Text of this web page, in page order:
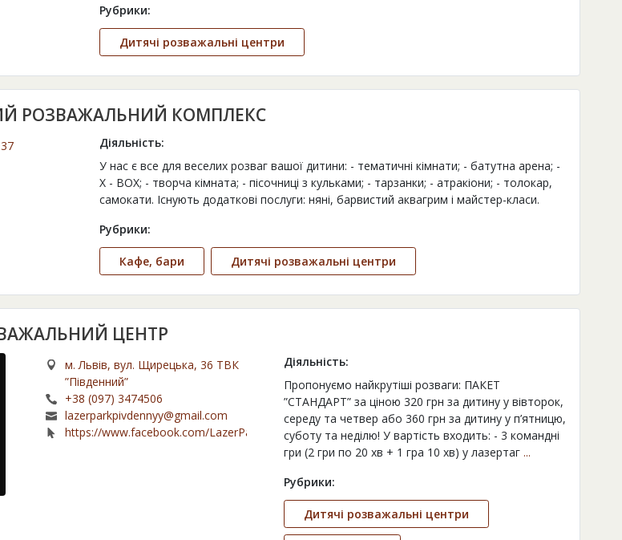
Рубрики:
Дитячі розважальні центри
РОЗВАЖАЛЬНИЙ КОМПЛЕКС
Діяльність:
У нас є все для веселих розваг вашої дитини: - тематичні кімнати; - батутна арена; -
X - BOХ; - творча кімната; - пісочниці з кульками; - тарзанки; - атракіони; - толокар,
самокати. Існують додаткові послуги: няні, барвистий аквагрим і майстер-класи.
Рубрики:
Кафе, бари Дитячі розважальні центри
ЦЕНТР
м. Львів, вул. Щирецька, 36 ТВК
”Південний”
+38 (097) 3474506
lazerparkpivdennyy@gmail.com
https://www.facebook.com/LazerParkPivdenniy/
Діяльність:
Пропонуємо найкрутіші розваги: ПАКЕТ
”СТАНДАРТ” за ціною 320 грн за дитину у вівторок,
середу та четвер або 360 грн за дитину у п’ятницю,
суботу та неділю! У вартість входить: - 3 командні
гри (2 гри по 20 хв + 1 гра 10 хв) у лазертаг ...
Рубрики:
Дитячі розважальні центри